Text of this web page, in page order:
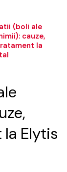
(boli ale
cauze,
la
Elytis